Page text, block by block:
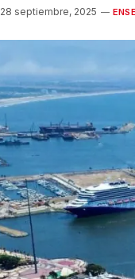
28 septiembre, 2025